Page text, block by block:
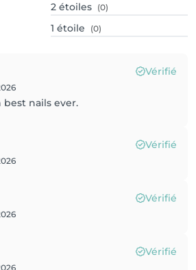
2 étoiles (0)
1 étoile (0)
Vérifié
nails ever.
Vérifié
Vérifié
Vérifié